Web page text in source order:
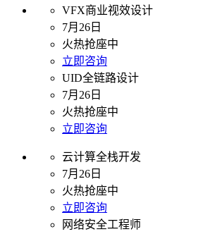
VFX商业视效设计
7月26日
火热抢座中
立即咨询
UID全链路设计
7月26日
火热抢座中
立即咨询
云计算全栈开发
7月26日
火热抢座中
立即咨询
网络安全工程师